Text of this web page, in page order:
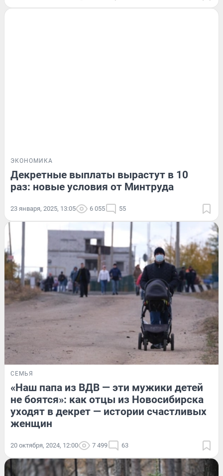
ЭКОНОМИКА
Декретные выплаты вырастут в 10
раз: новые условия от Минтруда
23 января, 2025, 13:05 6 055 55
СЕМЬЯ
«Наш папа из ВДВ — эти мужики детей
не боятся»: как отцы из Новосибирска
уходят в декрет — истории счастливых
женщин
20 октября, 2024, 12:00 7 499 63